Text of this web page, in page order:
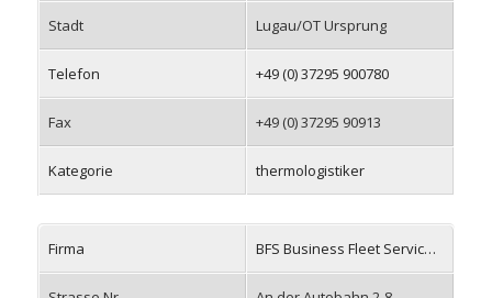
Stadt Lugau/OT Ursprung
Telefon +49 (0) 37295 900780
Fax +49 (0) 37295 90913
Kategorie thermologistiker
Firma BFS Business Fleet Services GmbH